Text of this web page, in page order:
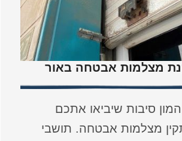
מצלמות אבטחה באור
המון סיבות שיביאו אתכם
מצלמות אבטחה. תושבי